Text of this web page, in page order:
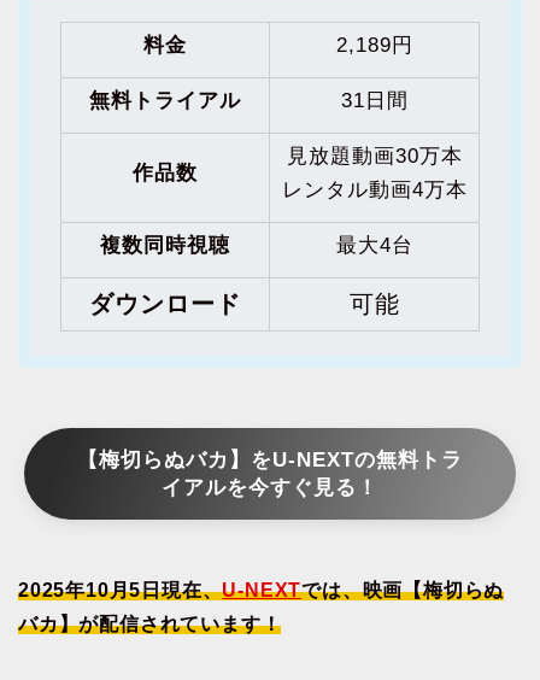
料金 2,189円
無料トライアル 31日間
作品数
見放題動画30万本
レンタル動画4万本
複数同時視聴 最大4台
ダウンロード 可能
【梅切らぬバカ】をU-NEXTの無料トラ
イアルを今すぐ見る！
2025年10月5日現在、U-NEXTでは、映画【梅切らぬ
バカ】が配信されています！